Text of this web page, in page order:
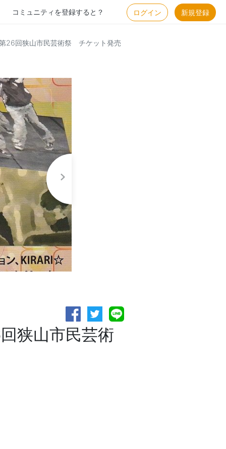
コミュニティを登録すると？ ログイン 新規登録
26回狭山市民芸術祭 チケット発売
狭山市民芸術